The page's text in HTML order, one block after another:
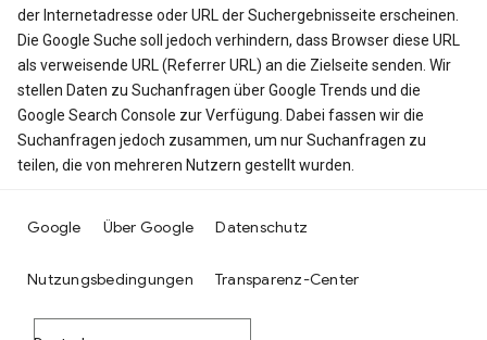
der Internetadresse oder URL der Suchergebnisseite erscheinen.
Die Google Suche soll jedoch verhindern, dass Browser diese URL
als verweisende URL (Referrer URL) an die Zielseite senden. Wir
stellen Daten zu Suchanfragen über Google Trends und die
Google Search Console zur Verfügung. Dabei fassen wir die
Suchanfragen jedoch zusammen, um nur Suchanfragen zu
teilen, die von mehreren Nutzern gestellt wurden.
Google Über Google Datenschutz
Nutzungsbedingungen Transparenz-Center